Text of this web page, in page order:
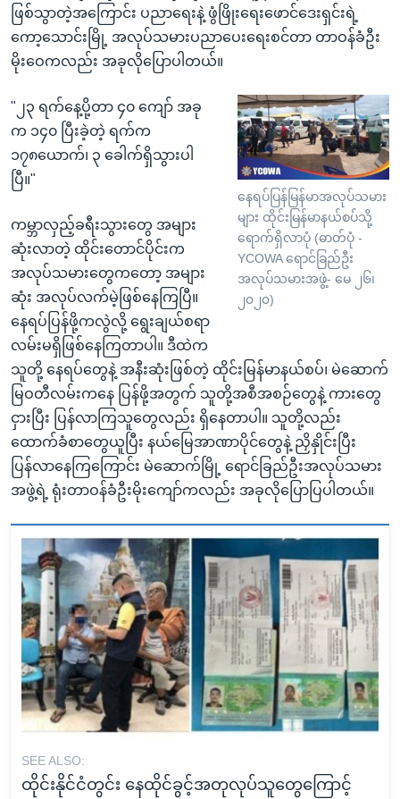
ဖြစ်သွာတဲ့အကြောင်း ပညာရေးနဲ့ ဖွံဖြိုးရေးဖောင်ဒေးရှင်းရဲ့
ကော့သောင်းမြို့ အလုပ်သမားပညာပေးရေးစင်တာ တာဝန်ခံဦး
မိုးဝေကလည်း အခုလိုပြောပါတယ်။
နေရပ်ပြန်မြန်မာအလုပ်သမား
များ ထိုင်းမြန်မာနယ်စပ်သို့
ရောက်ရှိလာပုံ (ဓာတ်ပုံ -
YCOWA ရောင်ခြည်ဦး
အလုပ်သမားအဖွဲ့- မေ ၂၆၊
၂၀၂၀)
"၂၃ ရက်နေ့ပို့တာ ၄၀ ကျော် အခု
က ၁၄၀ ပြီးခဲ့တဲ့ ရက်က
၁၇၈ယောက်၊ ၃ ခေါက်ရှိသွားပါ
ပြီ။"
ကမ္ဘာလှည့်ခရီးသွားတွေ အများ
ဆုံးလာတဲ့ ထိုင်းတောင်ပိုင်းက
အလုပ်သမားတွေကတော့ အများ
ဆုံး အလုပ်လက်မဲ့ဖြစ်နေကြပြီ။
နေရပ်ပြန်ဖို့ကလွဲလို့ ရွေးချယ်စရာ
လမ်းမရှိဖြစ်နေကြတာပါ။ ဒီထဲက
သူတို့ နေရပ်တွေနဲ့ အနီးဆုံးဖြစ်တဲ့ ထိုင်းမြန်မာနယ်စပ်၊ မဲဆောက်
မြဝတီလမ်းကနေ ပြန်ဖို့အတွက် သူတို့အစီအစဉ်တွေနဲ့ ကားတွေ
ငှားပြီး ပြန်လာကြသူတွေလည်း ရှိနေတာပါ။ သူတို့လည်း
ထောက်ခံစာတွေယူပြီး နယ်မြေအာဏာပိုင်တွေနဲ့ ညှိနှိုင်းပြီး
ပြန်လာနေကြကြောင်း မဲဆောက်မြို့ ရောင်ခြည်ဦးအလုပ်သမား
အဖွဲ့ရဲ့ ရုံးတာဝန်ခံဦးမိုးကျော်ကလည်း အခုလိုပြောပြပါတယ်။
SEE ALSO:
ထိုင်းနိုင်ငံတွင်း နေထိုင်ခွင့်အတုလုပ်သူတွေကြောင့်